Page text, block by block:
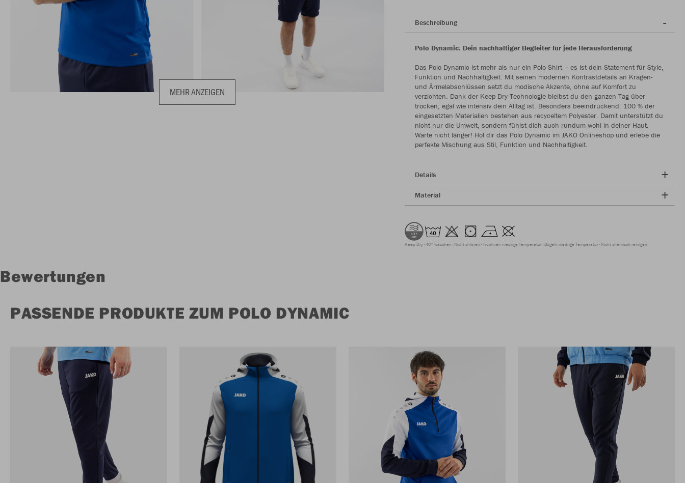
MEHR ANZEIGEN
Beschreibung
Polo Dynamic: Dein nachhaltiger Begleiter für jede Herausforderung
Das Polo Dynamic ist mehr als nur ein Polo-Shirt – es ist dein Statement für Style,
Funktion und Nachhaltigkeit. Mit seinen modernen Kontrastdetails an Kragen-
und Ärmelabschlüssen setzt du modische Akzente, ohne auf Komfort zu
verzichten. Dank der Keep Dry-Technologie bleibst du den ganzen Tag über
trocken, egal wie intensiv dein Alltag ist. Besonders beeindruckend: 100 % der
eingesetzten Materialien bestehen aus recyceltem Polyester. Damit unterstützt du
nicht nur die Umwelt, sondern fühlst dich auch rundum wohl in deiner Haut.
Warte nicht länger! Hol dir das Polo Dynamic im JAKO Onlineshop und erlebe die
perfekte Mischung aus Stil, Funktion und Nachhaltigkeit.
Details
Material
Keep Dry 40° waschen Nicht chloren Trocknen niedrige Temperatur Bügeln niedrige Temperatur Nicht chemisch reinigen
Bewertungen
PASSENDE PRODUKTE ZUM POLO DYNAMIC